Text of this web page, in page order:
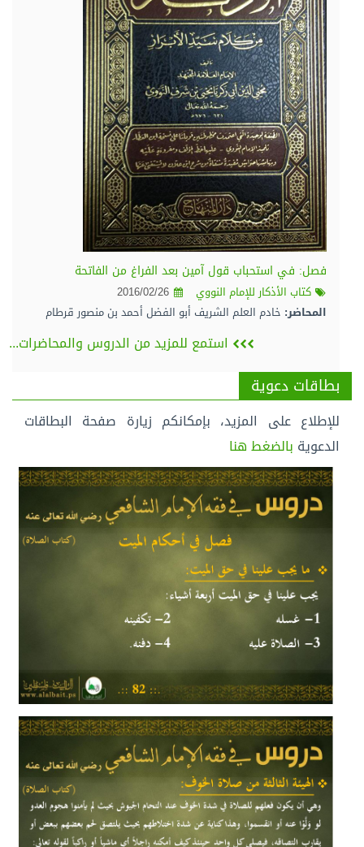
فصل: في استحباب قول آمين بعد الفراغ من الفاتحة
كتاب الأذكار للإمام النووي
2016/02/26
بطاقات دعوية
للإطلاع على المزيد، بإمكانكم زيارة صفحة البطاقات
الدعويةبالضغط هنا
ما يجب علينا في حق الميت
دروس في فقه الإمام الشافعي رضي الله عنه
2020/07/15